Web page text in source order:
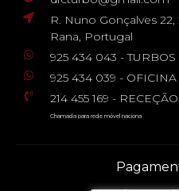
R. Nuno Gonçalves
Rana, Portugal
925 434 043 - TURBOS
925 434 039 - OFICINA
214 455 169 - RECEÇÃO
Chamada para rede móvel naciona